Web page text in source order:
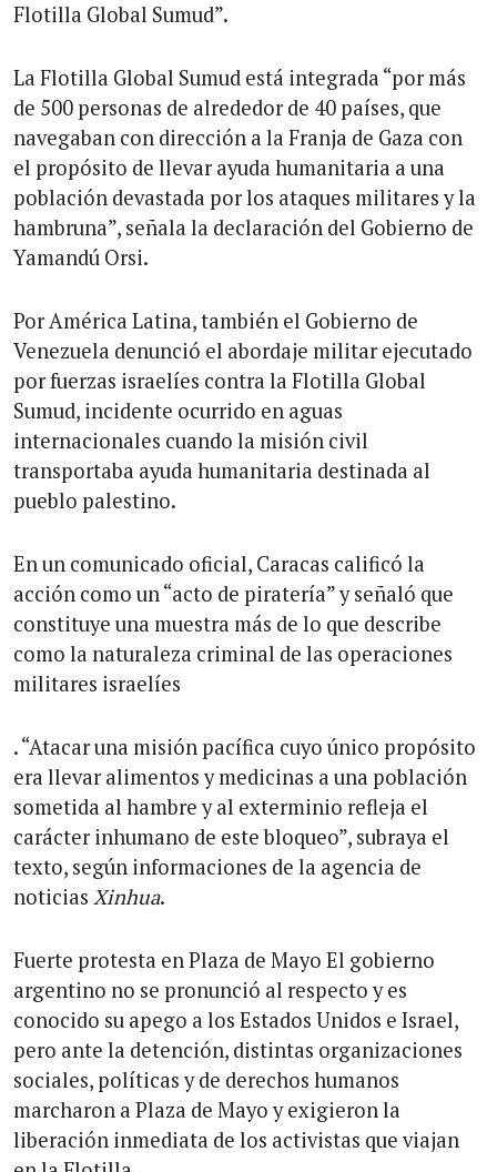
Flotilla Global Sumud”.
La Flotilla Global Sumud está integrada “por más
de 500 personas de alrededor de 40 países, que
navegaban con dirección a la Franja de Gaza con
el propósito de llevar ayuda humanitaria a una
población devastada por los ataques militares y la
hambruna”, señala la declaración del Gobierno de
Yamandú Orsi.
Por América Latina, también el Gobierno de
Venezuela denunció el abordaje militar ejecutado
por fuerzas israelíes contra la Flotilla Global
Sumud, incidente ocurrido en aguas
internacionales cuando la misión civil
transportaba ayuda humanitaria destinada al
pueblo palestino.
En un comunicado oficial, Caracas calificó la
acción como un “acto de piratería” y señaló que
constituye una muestra más de lo que describe
como la naturaleza criminal de las operaciones
militares israelíes
. “Atacar una misión pacífica cuyo único propósito
era llevar alimentos y medicinas a una población
sometida al hambre y al exterminio refleja el
carácter inhumano de este bloqueo”, subraya el
texto, según informaciones de la agencia de
noticias Xinhua.
Fuerte protesta en Plaza de Mayo El gobierno
argentino no se pronunció al respecto y es
conocido su apego a los Estados Unidos e Israel,
pero ante la detención, distintas organizaciones
sociales, políticas y de derechos humanos
marcharon a Plaza de Mayo y exigieron la
liberación inmediata de los activistas que viajan